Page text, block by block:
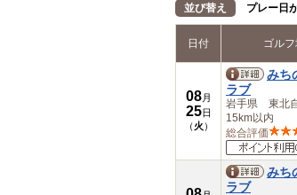
北陸
富山県
中部
岐阜県
愛知県
三重県
近畿
滋賀県
京都府
大阪府
並び替え プレー日
日付 ゴルフ
08月
25日
（火）
みち
ラブ
岩手県 東北
15km以内
総合評価
みち
ラブ